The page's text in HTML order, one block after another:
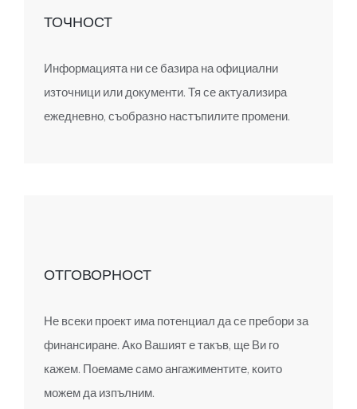
ТОЧНОСТ
Информацията ни се базира на официални
източници или документи. Тя се актуализира
ежедневно, съобразно настъпилите промени.
ОТГОВОРНОСТ
Не всеки проект има потенциал да се пребори за
финансиране. Ако Вашият е такъв, ще Ви го
кажем. Поемаме само ангажиментите, които
можем да изпълним.